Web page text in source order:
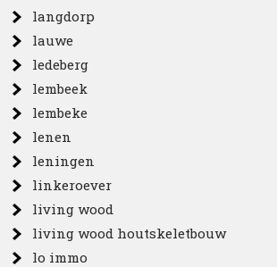
langdorp
lauwe
ledeberg
lembeek
lembeke
lenen
leningen
linkeroever
living wood
living wood houtskeletbouw
lo immo